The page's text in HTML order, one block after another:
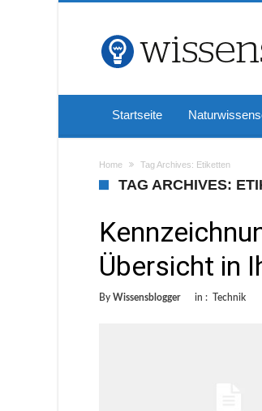
Startseite
Home Tag Archives: Etiketten
TAG ARCHIVES:
Übersicht in
By Wissensblogger in : Technik